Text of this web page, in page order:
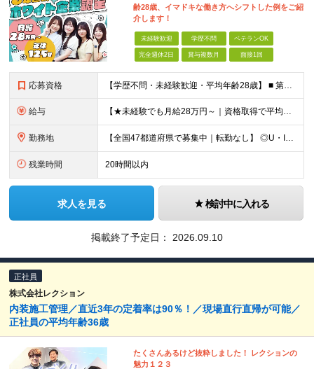
齢28歳、イマドキな働き方へシフトした例をご紹
介します！
未経験歓迎 学歴不問 ベテランOK
完全週休2日 賞与複数月 面接1回
応募資格 【学歴不問・未経験歓迎・平均年齢28歳】 ■ 第二新卒歓迎 ■ フリーター・社会人未経験OK ＼「アイアールで人生ワンチャンつかんでほしい！」／ …こんな社長の想いから 経験よりも人柄を重視した採用
給与 【★未経験でも月給28万円～｜資格取得で平均年収636万円★】 ■ 月給28万円～80万円+賞与年2回＋各種手当 ※月給には、固定残業代（20時間分：3万8000円～／月）を含む ※20時間を超過
勤務地 【全国47都道府県で募集中｜転勤なし】 ◎U・Iターン歓迎！家具家電付き＆家賃ナシの社員寮を完備 ◎東京支店は2025年7月に移転したばかりの綺麗なオフィス 東京・横浜・大阪・名古屋・福岡など 全国
残業時間 20時間以内
求人を見る 検討中に入れる
掲載終了予定日： 2026.09.10
正社員
株式会社レクション
内装施工管理／直近3年の定着率は90％！／現場直行直帰が可能／
正社員の平均年齢36歳
たくさんあるけど抜粋しました！ レクションの
魅力１２３